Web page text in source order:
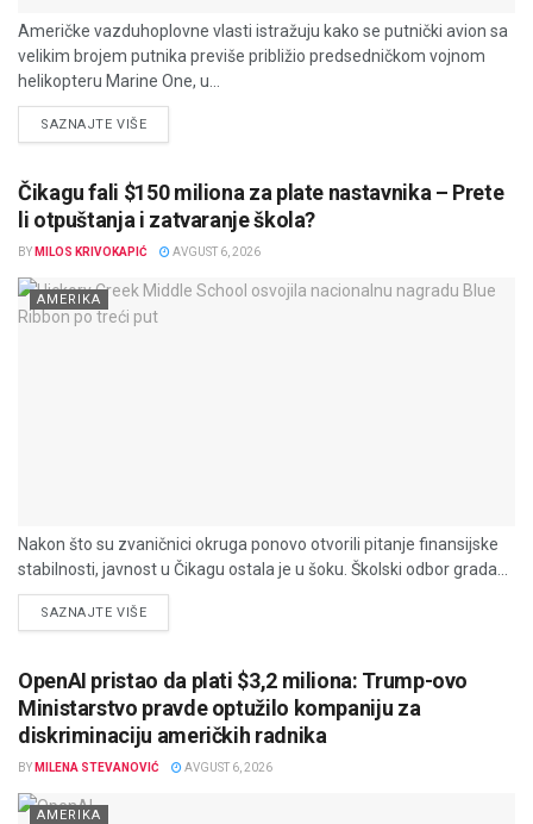
Američke vazduhoplovne vlasti istražuju kako se putnički avion sa
velikim brojem putnika previše približio predsedničkom vojnom
helikopteru Marine One, u...
SAZNAJTE VIŠEDETAILS
Čikagu fali $150 miliona za plate nastavnika – Prete
li otpuštanja i zatvaranje škola?
BY MILOS KRIVOKAPIĆ AVGUST 6, 2026
AMERIKA
Nakon što su zvaničnici okruga ponovo otvorili pitanje finansijske
stabilnosti, javnost u Čikagu ostala je u šoku. Školski odbor grada...
SAZNAJTE VIŠEDETAILS
OpenAI pristao da plati $3,2 miliona: Trump-ovo
Ministarstvo pravde optužilo kompaniju za
diskriminaciju američkih radnika
BY MILENA STEVANOVIĆ AVGUST 6, 2026
AMERIKA